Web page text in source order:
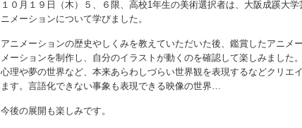
１０月１９日（木）５、６限、高校1年生の美術選択者は、大阪成蹊大
ニメーションについて学びました。
アニメーションの歴史やしくみを教えていただいた後、鑑賞したアニメ
メーションを制作し、自分のイラストが動くのを確認して楽しみました
心理や夢の世界など、本来あらわしづらい世界観を表現するなどクリエ
ます。言語化できない事象も表現できる映像の世界…
今後の展開も楽しみです。